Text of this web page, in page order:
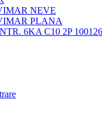
NEVE
PLANA
6KA C10 2P 100126